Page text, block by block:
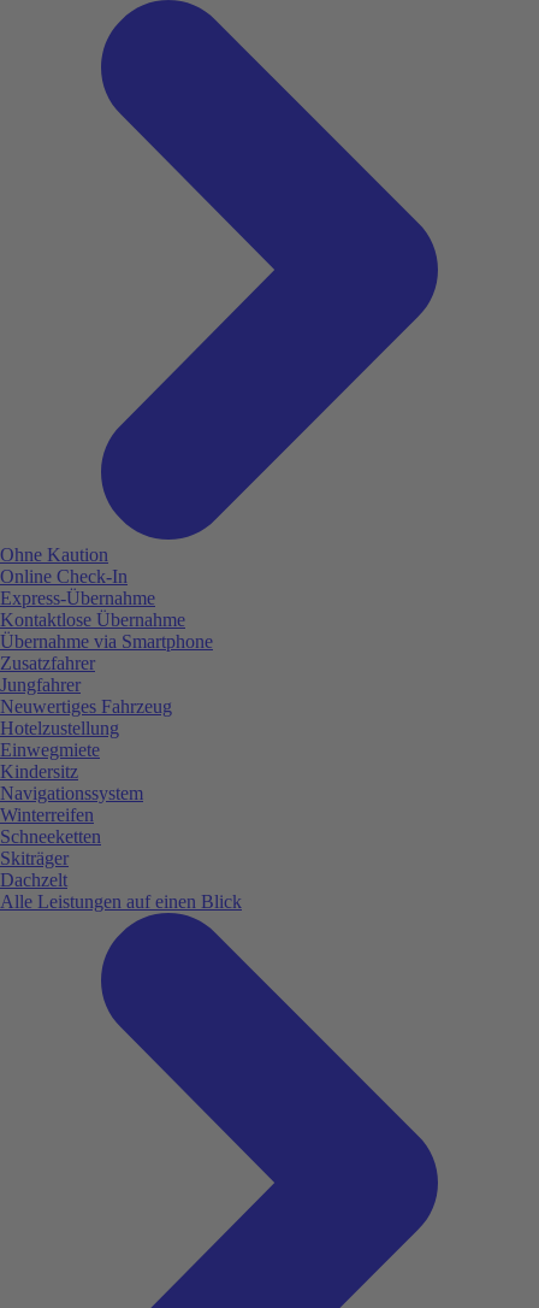
Ohne Kaution
Online Check-In
Express-Übernahme
Kontaktlose Übernahme
Übernahme via Smartphone
Zusatzfahrer
Jungfahrer
Neuwertiges Fahrzeug
Hotelzustellung
Einwegmiete
Kindersitz
Navigationssystem
Winterreifen
Schneeketten
Skiträger
Dachzelt
Alle Leistungen auf einen Blick